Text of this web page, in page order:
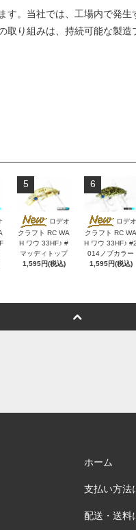
す。当社では、工場内で発
り組みは、持続可能な製造
5
ロデオ
クラフト RC WA
H ワウ 33HF♪ #
マッディトップ
1,595円(税込)
6
ロデオ
クラフト RC WA
H ワウ 33HF♪ #2
014ノブカラー
1,595円(税込)
ホーム
支払い方法
配送・送料